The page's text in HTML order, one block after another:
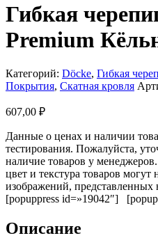
Гибкая
Premium
Категорий: Döcke, Гибкая
Покрытия, Скатная кровля
607,00 ₽
Данные о ценах и наличии
тестирования. Пожалуйста,
наличие товаров у
цвет и текстура товаров могут
изображений, представленных
[popuppress id=»19042″]
Описание